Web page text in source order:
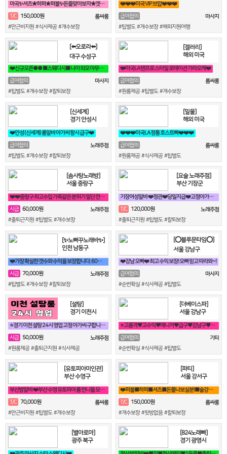
마곡✨셔츠★하퍼★퍼블✨돈줄맞아보자★갯수보장★술강요NO★출퇴근자유⭐
T/C
150,000원
룸싸롱
#만근비지원 #식사제공 #개수보장
❤️❤️❤️미국 VIP 브압❤️❤️❤️
급여협의
마사지
#팁별도 #개수보장 #해외지원여행
[⬅️오로라⬅️]
대구 수성구
❤️신규오픈●● ■스웨디시■ 나이 외모 아무상관없습니다 우리가 함께 만들어 가요❤️
급여협의
마사지
#팁별도 #개수보장 #칼퇴보장
[겔러리]
해외 미국
❤️미국LA 텐프로 스타일 로테이션 가라오케❤️
급여협의
룸싸롱
#원룸제공 #팁별도 #개수보장
[신세계]
경기 안성시
❤️안성 (신세계) 룸알바 아가씨 항시 급구❤️
급여협의
노래주점
#팁별도 #개수보장 #칼퇴보장
[밀물]
해외 미국
❤️❤️❤️미국LA 정통 호스트빠❤️❤️❤️
급여협의
룸싸롱
#원룸제공 #식사제공 #팁별도
[솜사탕노래방]
서울 중랑구
❤️❤️중랑구 최고수입 가족같은 분위기 일단 전화주세요^^❤️❤️
시급 60,000원
노래주점
#출퇴근지원 #팁별도 #개수보장
[요술 노래주점]
부산 기장군
기장여성알바 ❤️정관❤️당일지급❤️고정아가씨구해요❤️
T/C 120,000원
노래주점
#출퇴근지원 #팁별도 #칼퇴보장
[✨노빠꾸노래바✨]
인천 남동구
❤️가장 확실한 갯수와 수익을 보장합니다. 60분 7만원 지급!❤️
시급 70,000원
노래주점
#팁별도 #개수보장 #칼퇴보장
[⭕블루문타임⭕]
서울 강남구
❤️강남 오빠❤️ 최고 수익 보장! 오빠 믿고 따라와~!
급여협의
마사지
#순번확실 #식사제공 #팁별도
[설탕]
경기 이천시
⭐경기 이천 설탕 24시 영업 고정 아가씨 구합니다⭐
시급
50,000원
노래주점
#원룸제공 #출퇴근지원 #식사제공
[더베이스파]
서울 강남구
⭐고품격♥고수익♥매니저♥급구♥강남구♥삼성동♥선릉⭐
급여협의
기타
#순번확실 #식사제공 #팁별도
[유토피아미인관]
부산 수영구
부산밤알바 ❤️부산 수영 유토피아 룸 언니들 모십니다^^❤️
T/C 70,000원
룸싸롱
#만근비지원 #팁별도 #개수보장
[파티]
서울 강서구
❤️퍼블■하퍼■셔츠■돈쭐나보실분!■술강요X■출퇴근맘대로■갯수보장❤️
T/C 150,000원
룸싸롱
#개수보장 #뒷방없음 #칼퇴보장
[별아로마]
광주 북구
[824노래빠]
경기 광명시